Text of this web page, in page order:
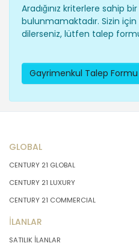
Aradığınız kriterlere sahip
bulunmamaktadır. Sizin için
dilerseniz, lütfen talep
Gayrimenkul Talep Formu
GLOBAL
CENTURY 21 GLOBAL
CENTURY 21 LUXURY
CENTURY 21 COMMERCIAL
İLANLAR
SATILIK İLANLAR